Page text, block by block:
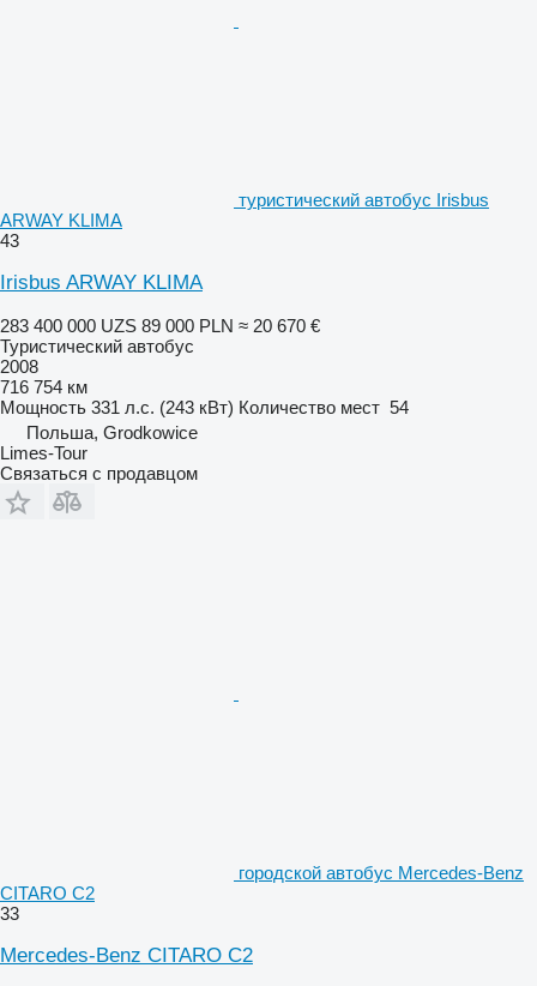
туристический автобус Irisbus
ARWAY KLIMA
43
Irisbus ARWAY KLIMA
283 400 000 UZS 89 000 PLN ≈ 20 670 €
Туристический автобус
2008
716 754 км
Мощность 331 л.с. (243 кВт) Количество мест 54
Польша, Grodkowice
Limes-Tour
Связаться с продавцом
городской автобус Mercedes-Benz
CITARO C2
33
Mercedes-Benz CITARO C2